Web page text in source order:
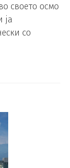
своето осмо
ја
со